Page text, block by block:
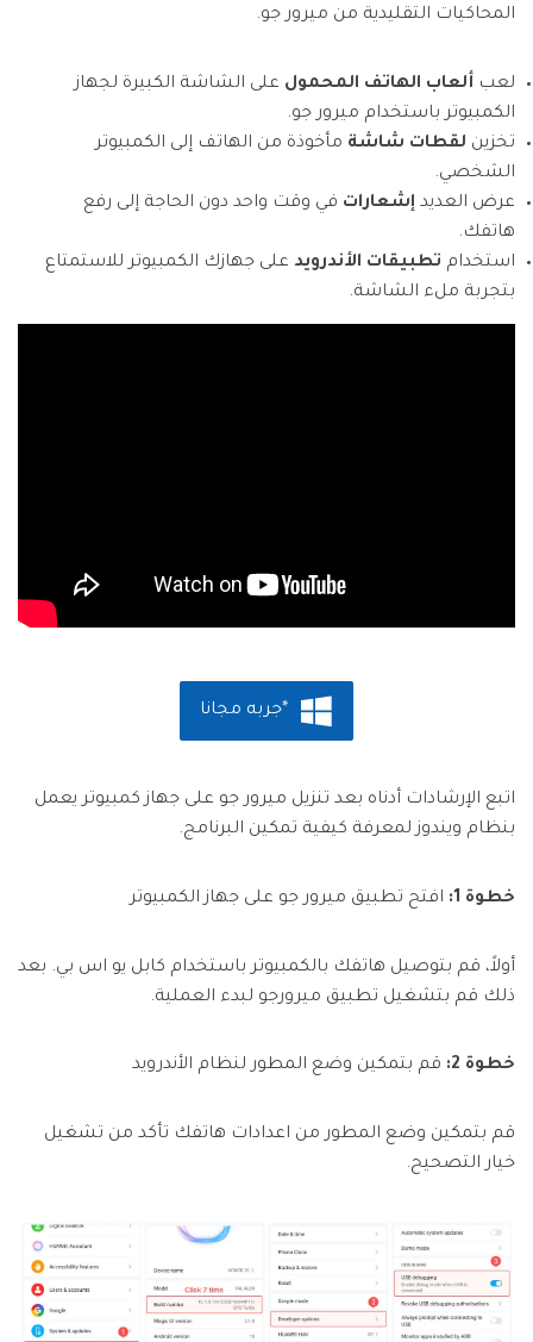
المحاكيات التقليدية من ميرور جو.
لعب ألعاب الهاتف المحمول على الشاشة الكبيرة لجهاز
الكمبيوتر باستخدام ميرور جو.
تخزين لقطات شاشة مأخوذة من الهاتف إلى الكمبيوتر
الشخصي.
عرض العديد إشعارات في وقت واحد دون الحاجة إلى رفع
هاتفك.
استخدام تطبيقات الأندرويد على جهازك الكمبيوتر للاستمتاع
بتجربة ملء الشاشة.
*جربه مجانا
اتبع الإرشادات أدناه بعد تنزيل ميرور جو على جهاز كمبيوتر يعمل
بنظام ويندوز لمعرفة كيفية تمكين البرنامج.
خطوة 1: افتح تطبيق ميرور جو على جهاز الكمبيوتر
أولاً، قم بتوصيل هاتفك بالكمبيوتر باستخدام كابل يو اس بي. بعد
ذلك قم بتشغيل تطبيق ميرورجو لبدء العملية.
خطوة 2: قم بتمكين وضع المطور لنظام الأندرويد
قم بتمكين وضع المطور من اعدادات هاتفك تأكد من تشغيل
خيار التصحيح.